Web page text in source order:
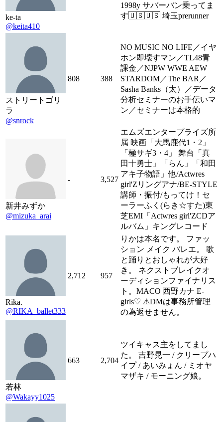
ke-ta
@keita410
1998y サバーバン乗ってま
す🇺🇸🇺🇸 埼玉prerunner
ストリートゴリ
ラ
@snrock
808 388
NO MUSIC NO LIFE／イヤ
ホン即壊すマン／TL48青
課金／NJPW WWE AEW
STARDOM／The BAR／
Sasha Banks（太）／データ
分析セミナーのお手伝いマ
ン／セミナーは本格的
新井みずか
@mizuka_arai
- 3,527
エムズエンタープライズ所
属 映画「大馬鹿代1・2」
「極サギ3・4」 舞台「真
田十勇士」「らん」「和田
アキ子物語」他/Actwres
girl'Zリングアナ/BE-STYLE
講師・振付/もってけ！セ
ーラーふく(らき☆すた)東
芝EMI「Actwres girl'ZCDア
ルバム」キングレコード
Rika.
@RIKA_ballet333
2,712 957
りかは本名です。 ファッ
ション メイク バレエ。 歌
と踊りとおしゃれが大好
き。 ネクストブレイクオ
ーディションファイナリス
ト。MACO 西野カナ E-
girls♡ ⚠︎DMは事務所管理
の為返せません。
若林
@Wakayy1025
663 2,704
ツイキャス主をしてまし
た。 吉野晃一 / クリープハ
イプ / あいみょん / ミオヤ
マザキ / モーニング娘。